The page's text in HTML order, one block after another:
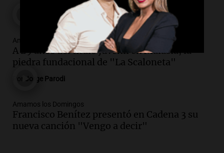
Amamos los Domingos
A 29 años del título juvenil en Malasia, la
piedra fundacional de "La Scaloneta"
Jorge Parodi
Amamos los Domingos
Francisco Benítez presentó en Cadena 3 su
nueva canción "Vengo a decir"